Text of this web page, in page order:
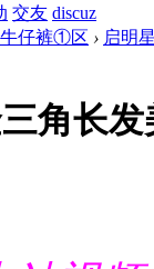
交友 discuz
仔裤①区 › 启明
角长发